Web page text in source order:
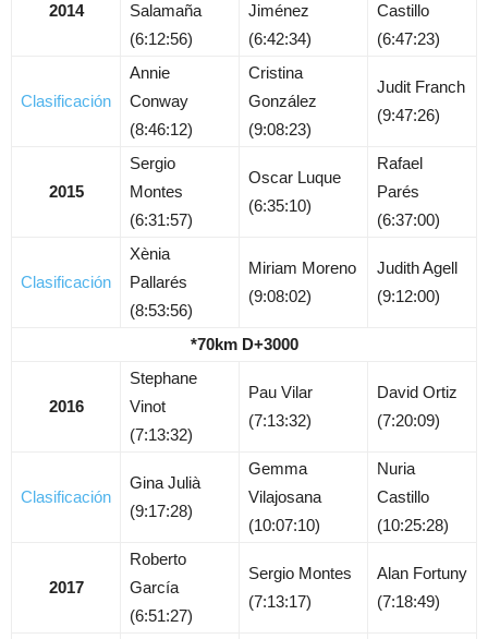
2014
Salamaña
(6:12:56)
Jiménez
(6:42:34)
Castillo
(6:47:23)
Clasificación
Annie
Conway
(8:46:12)
Cristina
González
(9:08:23)
Judit Franch
(9:47:26)
2015
Sergio
Montes
(6:31:57)
Oscar Luque
(6:35:10)
Rafael
Parés
(6:37:00)
Clasificación
Xènia
Pallarés
(8:53:56)
Miriam Moreno
(9:08:02)
Judith Agell
(9:12:00)
*70km D+3000
2016
Stephane
Vinot
(7:13:32)
Pau Vilar
(7:13:32)
David Ortiz
(7:20:09)
Clasificación
Gina Julià
(9:17:28)
Gemma
Vilajosana
(10:07:10)
Nuria
Castillo
(10:25:28)
2017
Roberto
García
(6:51:27)
Sergio Montes
(7:13:17)
Alan Fortuny
(7:18:49)